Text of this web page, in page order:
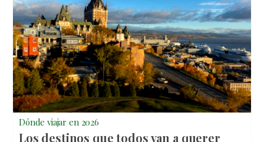
Dónde viajar en 2026
Los destinos que todos van a querer